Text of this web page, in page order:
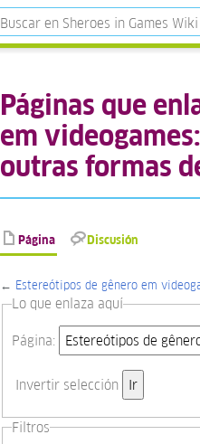
Páginas que
em
outras formas
Página Discusión
← Estereótipos de gênero em
Lo que enlaza aquí
Página:
Invertir selección
Filtros